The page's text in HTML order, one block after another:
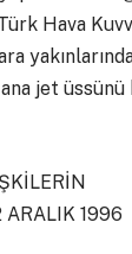
Hava
jet üssünü
ARALIK 1996